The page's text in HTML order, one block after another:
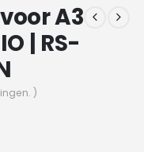
A3
| RS-
)